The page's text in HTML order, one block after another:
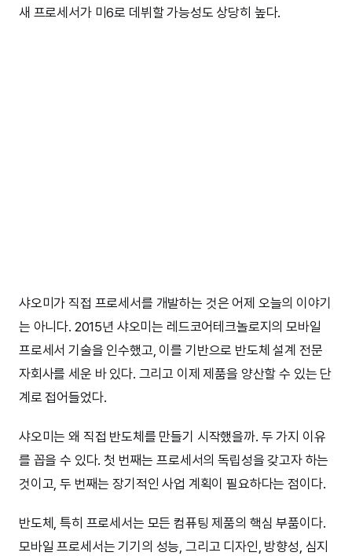
새 프로세서가 미6로 데뷔할 가능성도 상당히 높다.
샤오미가 직접 프로세서를 개발하는 것은 어제 오늘의 이야기
는 아니다. 2015년 샤오미는 레드코어테크놀로지의 모바일
프로세서 기술을 인수했고, 이를 기반으로 반도체 설계 전문
자회사를 세운 바 있다. 그리고 이제 제품을 양산할 수 있는 단
계로 접어들었다.
샤오미는 왜 직접 반도체를 만들기 시작했을까. 두 가지 이유
를 꼽을 수 있다. 첫 번째는 프로세서의 독립성을 갖고자 하는
것이고, 두 번째는 장기적인 사업 계획이 필요하다는 점이다.
반도체, 특히 프로세서는 모든 컴퓨팅 제품의 핵심 부품이다.
모바일 프로세서는 기기의 성능, 그리고 디자인, 방향성, 심지